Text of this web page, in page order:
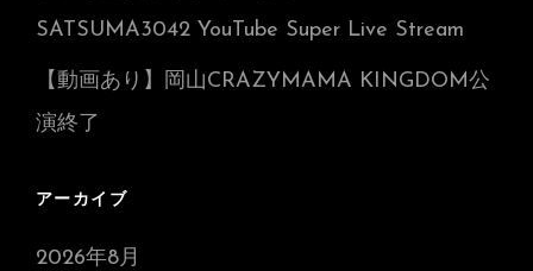
SATSUMA3042 YouTube Super Live Stream
【動画あり】岡山CRAZYMAMA KINGDOM公
演終了
アーカイブ
2026年8月